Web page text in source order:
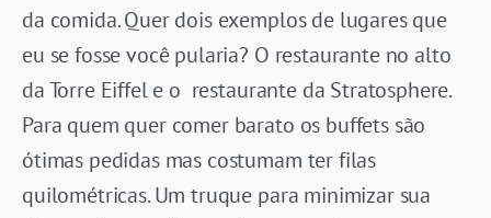
da comida. Quer dois exemplos de lugares que
eu se fosse você pularia? O restaurante no alto
da Torre Eiffel e o restaurante da Stratosphere.
Para quem quer comer barato os buffets são
ótimas pedidas mas costumam ter filas
quilométricas. Um truque para minimizar sua